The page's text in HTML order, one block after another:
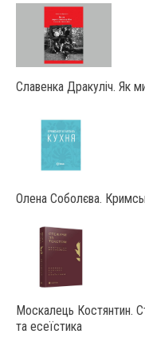
Славенка Дракуліч. Як
Олена Соболєва.
Москалець Костянтин.
та есеїстика